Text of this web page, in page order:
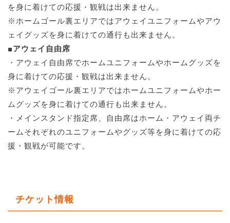
を身に着けての応援・観戦は出来ません。
※ホームゴール裏エリアではアウェイユニフォームやアウ
ェイグッズを身に着けての通行も出来ません。
■アウェイ自由席
・アウェイ自由席でホームユニフォームやホームグッズを
身に着けての応援・観戦は出来ません。
※アウェイゴール裏エリアではホームユニフォームやホー
ムグッズを身に着けての通行も出来ません。
・メインスタンド指定席、自由席はホーム・アウェイ両チ
ームそれぞれのユニフォームやグッズ等を身に着けての応
援・観戦が可能です。
チケット情報